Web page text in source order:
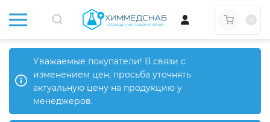
Уважаемые покупатели! В связи с
изменением цен, просьба уточнять
актуальную цену на продукцию у
менеджеров.